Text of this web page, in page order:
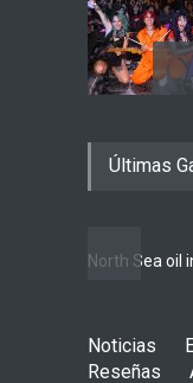
Últimas
North Sea oil
Noticias
Reseñas